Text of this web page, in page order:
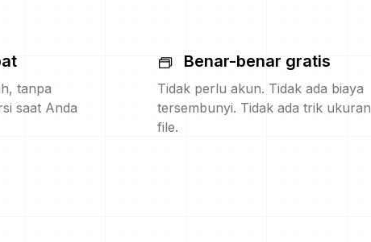
tanpa
saat Anda
Benar-benar gratis
Tidak perlu akun. Tidak ada biaya
tersembunyi. Tidak ada trik ukuran
file.